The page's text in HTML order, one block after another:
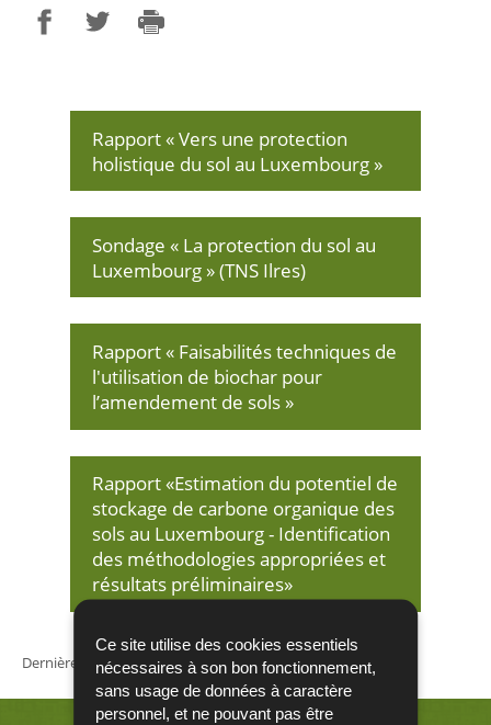
Ce site utilise des cookies essentiels
nécessaires à son bon fonctionnement,
sans usage de données à caractère
personnel, et ne pouvant pas être
Rapport « Vers une protection
holistique du sol au Luxembourg »
Sondage « La protection du sol au
Luxembourg » (TNS Ilres)
Rapport « Faisabilités techniques de
l'utilisation de biochar pour
l’amendement de sols »
Rapport «Estimation du potentiel de
stockage de carbone organique des
sols au Luxembourg - Identification
des méthodologies appropriées et
résultats préliminaires»
Dernière mise à jour07/12/2021